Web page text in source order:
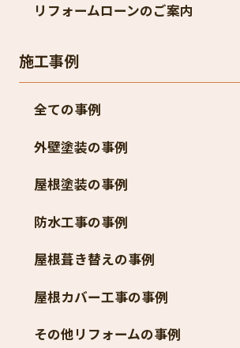
リフォームローンのご案内
施工事例
全ての事例
外壁塗装の事例
屋根塗装の事例
防水工事の事例
屋根葺き替えの事例
屋根カバー工事の事例
その他リフォームの事例